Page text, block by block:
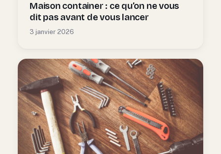
Maison container : ce qu’on ne vous
dit pas avant de vous lancer
3 janvier 2026